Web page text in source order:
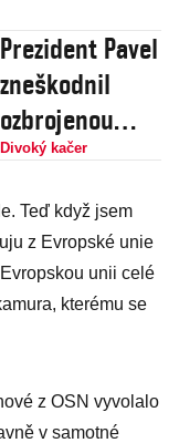
Prezident Pavel
zneškodnil
ozbrojenou
hradní stráž
praporem. Byla
to jatka, hlásí
svědci
Divoký kačer
Teď když jsem
z Evropské unie
unii celé
kterému se
z OSN vyvolalo
v samotné